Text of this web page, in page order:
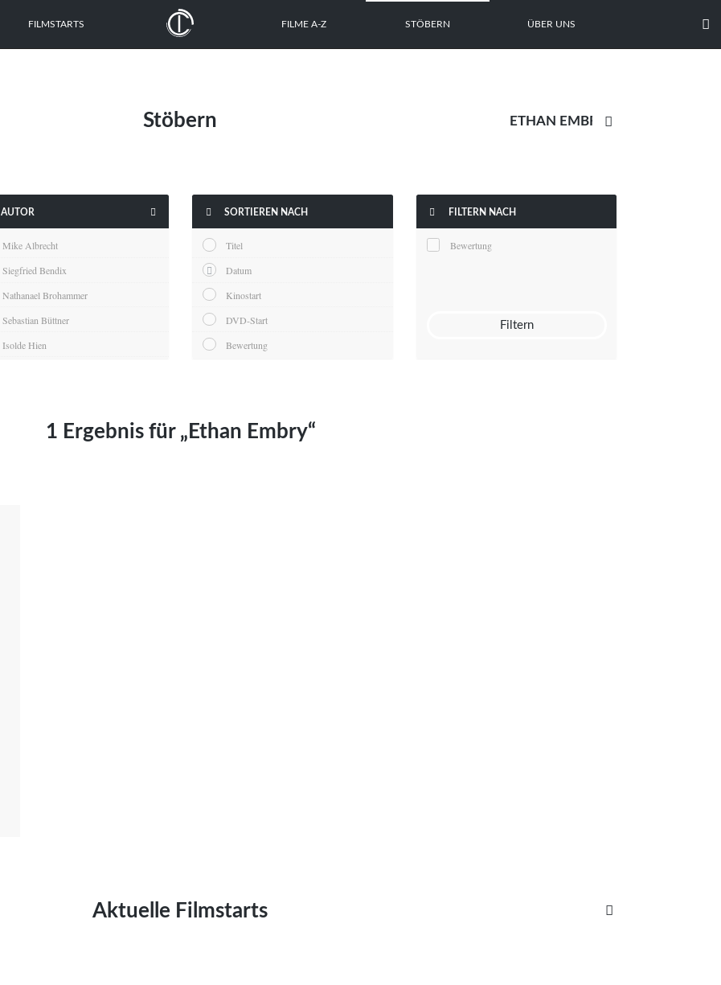
FILMSTARTS FILME A-Z STÖBERN ÜBER UNS 
Stöbern 
AUTOR 
Mike Albrecht
Siegfried Bendix
Nathanael Brohammer
Sebastian Büttner
Isolde Hien
 SORTIEREN NACH
Titel
Datum
Kinostart
DVD-Start
Bewertung
 FILTERN NACH
Bewertung
Filtern
1 Ergebnis für „Ethan Embry“
Aktuelle Filmstarts 